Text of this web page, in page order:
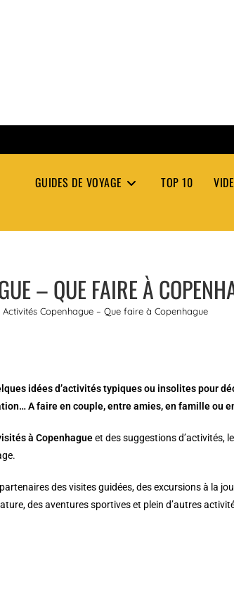
GUIDES DE VOYAGE TOP 10
– QUE FAIRE À
Activités Copenhague – Que faire à Copenhague
idées d’activités typiques ou insolites pour
A faire en couple, entre amies, en famille ou
àCopenhagueet des suggestions d’activités,
des visites guidées, des excursions à la
des aventures sportives et plein d’autres